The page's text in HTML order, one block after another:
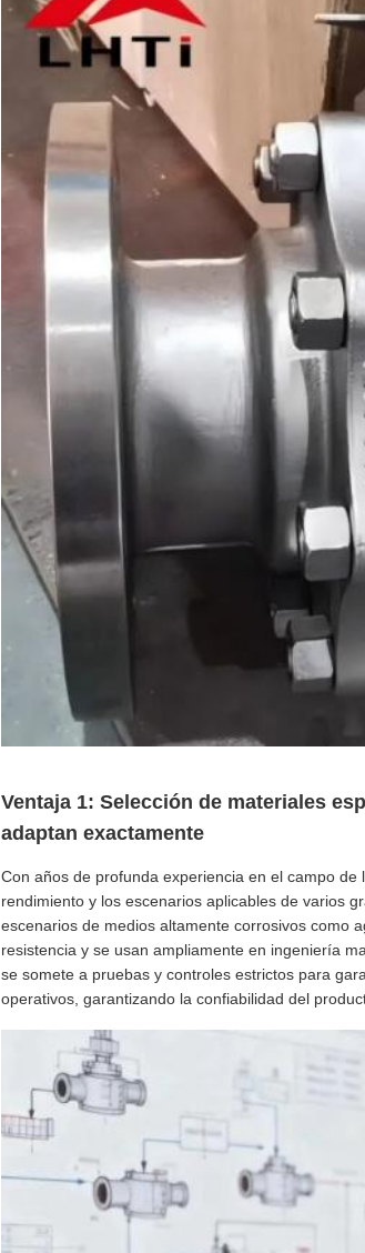
Ventaja 1: Selección de materiales
adaptan exactamente
Con años de profunda experiencia en el campo
rendimiento y los escenarios aplicables de varios
escenarios de medios altamente corrosivos como
resistencia y se usan ampliamente en ingeniería
se somete a pruebas y controles estrictos para
operativos, garantizando la confiabilidad del